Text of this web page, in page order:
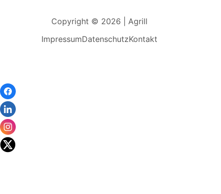
Copyright © 2026 | Agrill
ImpressumDatenschutzKontakt